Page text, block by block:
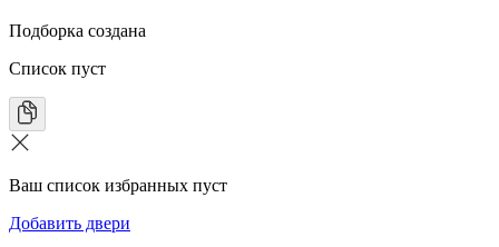
Подборка создана
Список пуст
Ваш список избранных пуст
Добавить двери